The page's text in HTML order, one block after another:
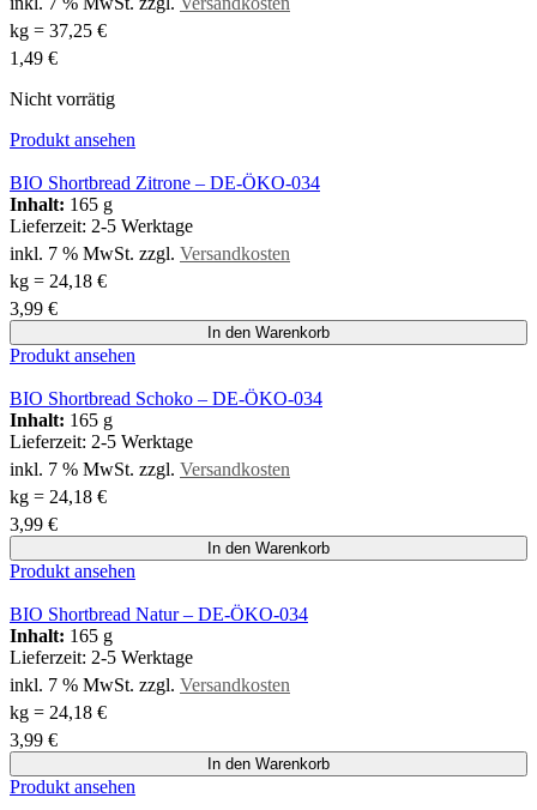
kg = 37,25 €
1,49 €
Nicht vorrätig
Produkt ansehen
BIO Shortbread Zitrone – DE-ÖKO-034
Inhalt: 165 g
Lieferzeit: 2-5 Werktage
inkl. 7 % MwSt. zzgl. Versandkosten
kg = 24,18 €
3,99 €
In den Warenkorb
Produkt ansehen
BIO Shortbread Schoko – DE-ÖKO-034
Inhalt: 165 g
Lieferzeit: 2-5 Werktage
inkl. 7 % MwSt. zzgl. Versandkosten
kg = 24,18 €
3,99 €
In den Warenkorb
Produkt ansehen
BIO Shortbread Natur – DE-ÖKO-034
Inhalt: 165 g
Lieferzeit: 2-5 Werktage
inkl. 7 % MwSt. zzgl. Versandkosten
kg = 24,18 €
3,99 €
In den Warenkorb
Produkt ansehen